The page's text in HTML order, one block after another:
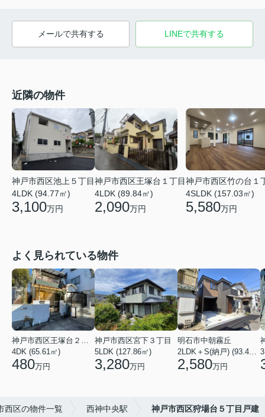
メールで共有する LINEで共有する
近隣の物件
神戸市西区池上５丁目
4LDK (94.77㎡)
3,100万円
神戸市西区王塚台１丁目
4LDK (89.84㎡)
2,090万円
神戸市西区竹の台１
4SLDK (157.03㎡)
5,580万円
よく見られている物件
神戸市西区王塚台２丁目
4DK (65.61㎡)
480万円
神戸市西区宮下３丁目
5LDK (127.86㎡)
3,280万円
明石市中朝霧丘
2LDK＋S(納戸) (93.42㎡)
2,580万円
西区の物件一覧 西神中央駅 神戸市西区狩場台５丁目戸建